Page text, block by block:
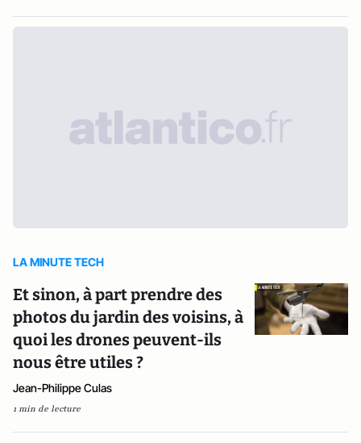
LA MINUTE TECH
Et sinon, à part prendre des
photos du jardin des voisins, à
quoi les drones peuvent-ils
nous être utiles ?
Jean-Philippe Culas
1 min de lecture